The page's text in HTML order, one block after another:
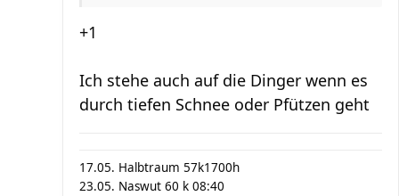
+1
Ich stehe auch auf die Dinger wenn es
durch tiefen Schnee oder Pfützen geht
17.05. Halbtraum 57k1700h
23.05. Naswut 60 k 08:40